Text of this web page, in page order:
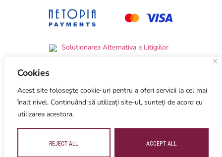
Cookies
Acest site folosește cookie-uri pentru a oferi servicii la cel mai
înalt nivel. Continuând să utilizați site-ul, sunteți de acord cu
utilizarea acestora.
REJECT ALL ACCEPT ALL
Optimized by Seraphinite Accelerator
Turns on site high speed to be attractive for people and search engines.